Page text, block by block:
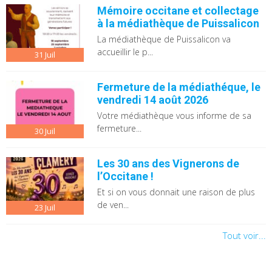
31 Juil
Mémoire occitane et collectage
à la médiathèque de Puissalicon
La médiathèque de Puissalicon va
accueillir le p...
30Juil
Fermeture de la médiathéque, le
vendredi 14 août 2026
Votre médiathèque vous informe de sa
fermeture...
23 Juil
Les 30 ans des Vignerons de
l’Occitane !
Et si on vous donnait une raison de plus
de ven...
Tout voir...